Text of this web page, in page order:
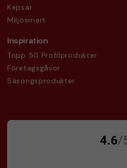
Kepsar
Miljösmart
Inspiration
Topp 50 Profilprodukter
Företagsgåvor
Säsongsprodukter